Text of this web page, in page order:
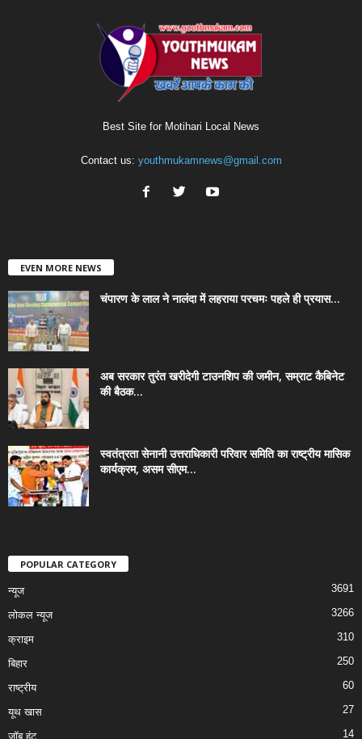
Best Site for Motihari Local News
Contact us: youthmukamnews@gmail.com
EVEN MORE NEWS
चंपारण के लाल ने नालंदा में लहराया परचमः पहले ही प्रयास...
अब सरकार तुरंत खरीदेगी टाउनशिप की जमीन, सम्राट कैबिनेट
की बैठक...
स्वतंत्रता सेनानी उत्तराधिकारी परिवार समिति का राष्ट्रीय मासिक
कार्यक्रम, असम सीएम...
POPULAR CATEGORY
न्यूज 3691
लोकल न्यूज 3266
क्राइम 310
बिहार 250
राष्ट्रीय 60
यूथ खास 27
जॉब हंट 14